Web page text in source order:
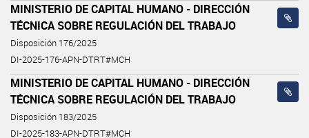
MINISTERIO DE CAPITAL HUMANO - DIRECCIÓN
TÉCNICA SOBRE REGULACIÓN DEL TRABAJO
Disposición 176/2025
DI-2025-176-APN-DTRT#MCH
MINISTERIO DE CAPITAL HUMANO - DIRECCIÓN
TÉCNICA SOBRE REGULACIÓN DEL TRABAJO
Disposición 183/2025
DI-2025-183-APN-DTRT#MCH